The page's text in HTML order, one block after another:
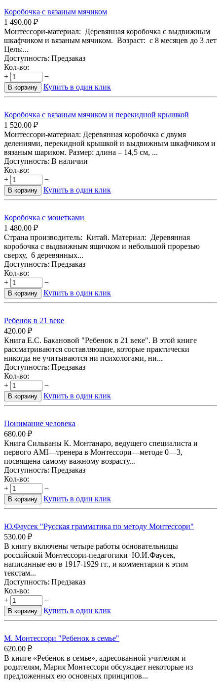
Коробочка с вязаным мячиком
1 490.00 ₽
Монтессори-материал: Деревянная коробочка с выдвижным
шкафчиком и вязаным мячиком. Возраст: с 8 месяцев до 3 лет
Цель:...
Доступность: Предзаказ
Кол-во:
+
−
В корзину Купить в один клик
Коробочка с вязаным мячиком и перекидной крышкой
1 520.00 ₽
Монтессори-материал: Деревянная коробочка с двумя
делениями, перекидной крышкой и выдвижным шкафчиком и
вязаным шариком. Размер: длина – 14,5 см, ...
Доступность: В наличии
Кол-во:
+
−
В корзину Купить в один клик
Коробочка с монетками
1 480.00 ₽
Страна производитель: Китай. Материал: Деревянная
коробочка с выдвижным ящичком и небольшой прорезью
сверху, 6 деревянных...
Доступность: Предзаказ
Кол-во:
+
−
В корзину Купить в один клик
Ребенок в 21 веке
420.00 ₽
Книга Е.С. Бакановой "Ребенок в 21 веке". В этой книге
рассматриваются составляющие, которые практически
никогда не учитываются ни психологами, ни...
Доступность: Предзаказ
Кол-во:
+
−
В корзину Купить в один клик
Понимание человека
680.00 ₽
Книга Сильваны К. Монтанаро, ведущего специалиста и
первого АМІ—тренера в Монтессори—методе 0—3,
посвящена самому важному возрасту...
Доступность: Предзаказ
Кол-во:
+
−
В корзину Купить в один клик
Ю.Фаусек "Русская грамматика по методу Монтессори"
530.00 ₽
В книгу включены четыре работы основательницы
российской Монтессори-педагогики Ю.И.Фаусек,
написанные ею в 1917-1929 гг., и комментарии к этим
текстам...
Доступность: Предзаказ
Кол-во:
+
−
В корзину Купить в один клик
М. Монтессори "Ребенок в семье"
620.00 ₽
В книге «Ребенок в семье», адресованной учителям и
родителям, Мария Монтессори обсуждает некоторые из
предложенных ею основных принципов...